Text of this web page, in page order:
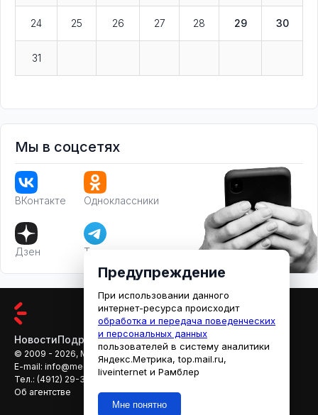
24 25 26 27 28 29 30
31
Мы в соцсетях
ВКонтакте Одноклассники
Дзен Телеграм
НовостиПодробностиАфишаКино
© 2009 - 2026, МЕДИАРЯЗАНЬ
E-mail: info@mediaryazan.ru
reklama@mediaryazan.ru
Тел.: (4912) 29-33-66
Об агентстве
Предупреждение
При использовании данного
интернет-ресурса происходит
обработка и передача поведенческих
и персональных данных
пользователей в систему аналитики
Яндекс.Метрика, top.mail.ru,
liveinternet и Рамблер
Мне понятно